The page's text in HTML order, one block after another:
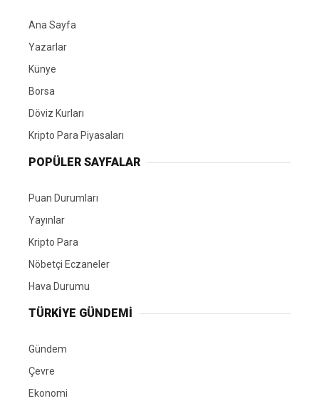
Ana Sayfa
Yazarlar
Künye
Borsa
Döviz Kurları
Kripto Para Piyasaları
POPÜLER SAYFALAR
Puan Durumları
Yayınlar
Kripto Para
Nöbetçi Eczaneler
Hava Durumu
TÜRKIYE GÜNDEMI
Gündem
Çevre
Ekonomi